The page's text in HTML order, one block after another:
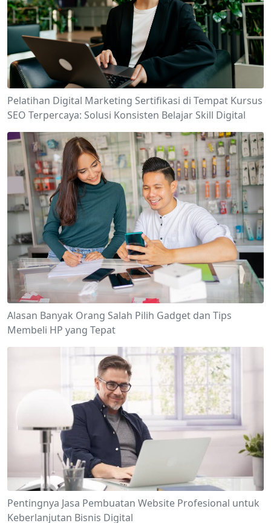
Pelatihan Digital Marketing Sertifikasi di Tempat Kursus
SEO Terpercaya: Solusi Konsisten Belajar Skill Digital
Alasan Banyak Orang Salah Pilih Gadget dan Tips
Membeli HP yang Tepat
Pentingnya Jasa Pembuatan Website Profesional untuk
Keberlanjutan Bisnis Digital